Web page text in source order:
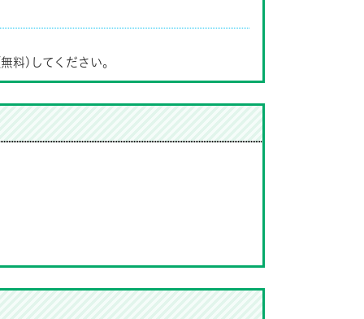
料)してください。